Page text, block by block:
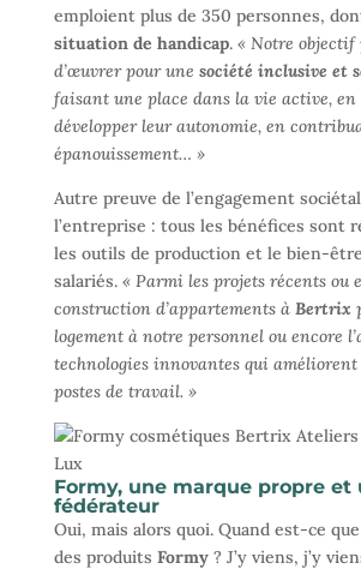
emploient plus de 350 personnes,
situation de handicap. « Notre objectif
d’œuvrer pour une société inclusive et
faisant une place dans la vie active,
développer leur autonomie, en
épanouissement… »
Autre preuve de l’engagement
l’entreprise : tous les bénéfices sont
les outils de production et le bien-
salariés. « Parmi les projets récents ou
construction d’appartements à Bertrix
logement à notre personnel ou encore
technologies innovantes qui améliorent
postes de travail. »
Formy, une marque propre et
fédérateur
Oui, mais alors quoi. Quand est-ce
des produits Formy? J’y viens, j’y